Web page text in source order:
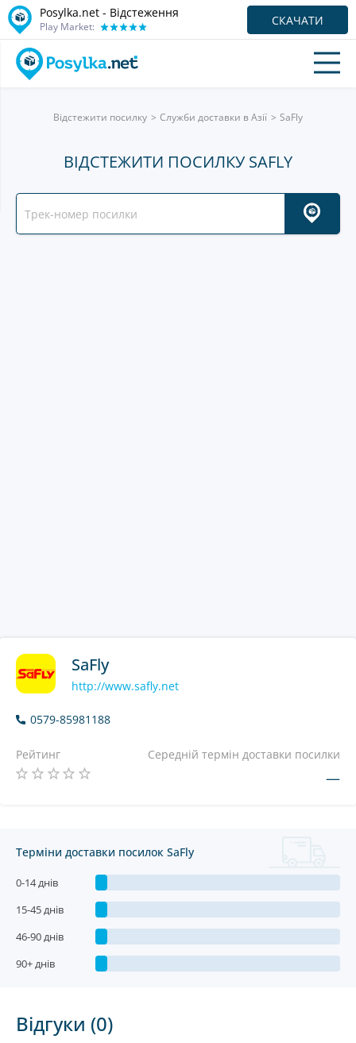
Posylka.net - Відстеження
Play Market: СКАЧАТИ
Відстежити посилку Служби доставки в Азії SaFly
ВІДСТЕЖИТИ ПОСИЛКУ SAFLY
SaFly
http://www.safly.net
0579-85981188
Рейтинг Середній термін доставки посилки
—
Терміни доставки посилок SaFly
0-14 днів
15-45 днів
46-90 днів
90+ днів
Відгуки (0)